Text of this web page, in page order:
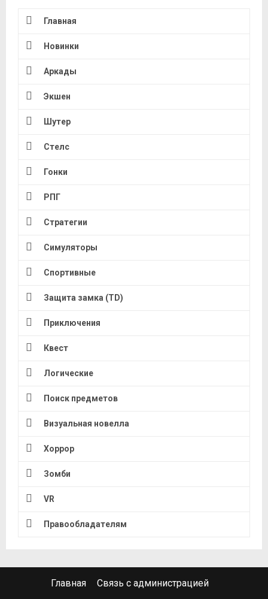
Главная
Новинки
Аркады
Экшен
Шутер
Стелс
Гонки
РПГ
Стратегии
Симуляторы
Спортивные
Защита замка (TD)
Приключения
Квест
Логические
Поиск предметов
Визуальная новелла
Хоррор
Зомби
VR
Правообладателям
Главная Связь с администрацией